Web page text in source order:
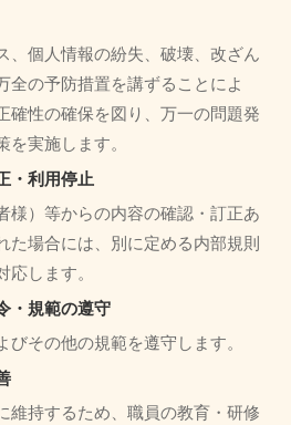
、個人情報の紛失、破壊、改ざん
全の予防措置を講ずることによ
確性の確保を図り、万一の問題発
実施します。
・利用停止
様）等からの内容の確認・訂正あ
た場合には、別に定める内部規則
します。
・規範の遵守
その他の規範を遵守します。
維持するため、職員の教育・研修